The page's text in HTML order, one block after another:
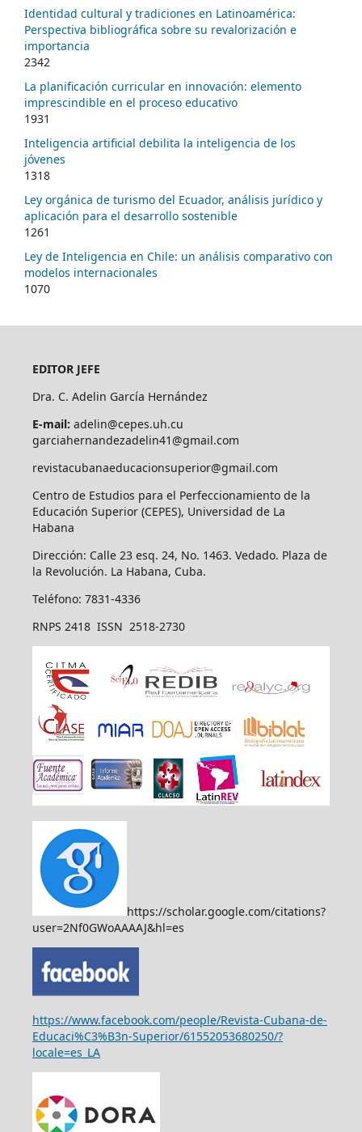
Identidad cultural y tradiciones en Latinoamérica:
Perspectiva bibliográfica sobre su revalorización e
importancia
2342
La planificación curricular en innovación: elemento
imprescindible en el proceso educativo
1931
Inteligencia artificial debilita la inteligencia de los
jóvenes
1318
Ley orgánica de turismo del Ecuador, análisis jurídico y
aplicación para el desarrollo sostenible
1261
Ley de Inteligencia en Chile: un análisis comparativo con
modelos internacionales
1070
EDITOR JEFE
Dra. C. Adelin García Hernández
E-mail: adelin@cepes.uh.cu
garciahernandezadelin41@gmail.com
revistacubanaeducacionsuperior@gmail.com
Centro de Estudios para el Perfeccionamiento de la
Educación Superior (CEPES), Universidad de La
Habana
Dirección: Calle 23 esq. 24, No. 1463. Vedado. Plaza de
la Revolución. La Habana, Cuba.
Teléfono: 7831-4336
RNPS 2418 ISSN 2518-2730
https://scholar.google.com/citations?
user=2Nf0GWoAAAAJ&hl=es
https://www.facebook.com/people/Revista-Cubana-de-
Educaci%C3%B3n-Superior/61552053680250/?
locale=es_LA